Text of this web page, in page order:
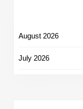
August 2026
July 2026